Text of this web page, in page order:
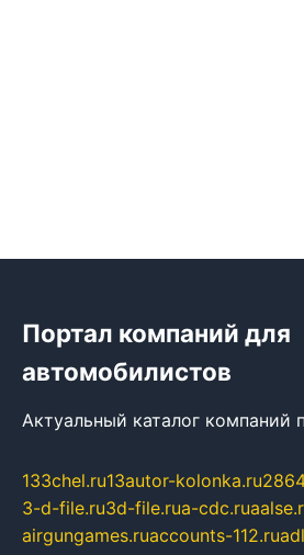
Портал компаний для
автомобилистов
Актуальный каталог компаний
133chel.ru13autor-kolonka.ru
3-d-file.ru3d-file.rua-cdc.ru
airgungames.ruaccounts-112.ru